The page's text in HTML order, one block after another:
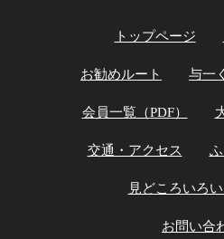
トップページ
お勧めルート 与一
会員一覧（PDF）
交通・アクセス
見どころいろ
お問い合